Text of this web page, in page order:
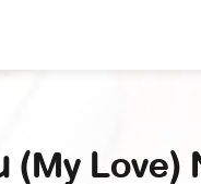
(My Love)